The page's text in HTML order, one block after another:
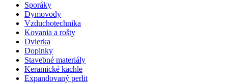
Sporáky
Dymovody
Vzduchotechnika
Kovania a rošty
Dvierka
Doplnky
Stavebné materiály
Keramické kachle
Expandovaný perlit